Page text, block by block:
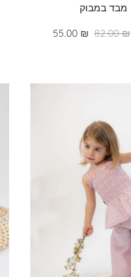
מבד במבוק
55.00 ₪ 82.00 ₪